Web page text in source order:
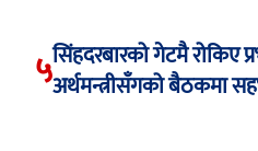
५सिंहदरबारको गेटमै रोकिए
अर्थमन्त्रीसँगको बैठकमा